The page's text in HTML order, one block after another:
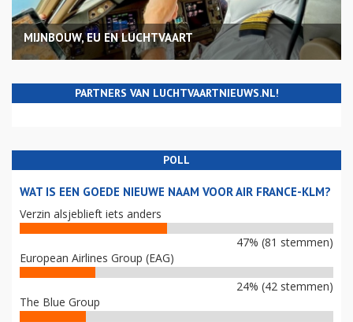
MIJNBOUW, EU EN LUCHTVAART
PARTNERS VAN LUCHTVAARTNIEUWS.NL!
POLL
WAT IS EEN GOEDE NIEUWE NAAM VOOR AIR FRANCE-KLM?
Verzin alsjeblieft iets anders
47% (81 stemmen)
European Airlines Group (EAG)
24% (42 stemmen)
The Blue Group